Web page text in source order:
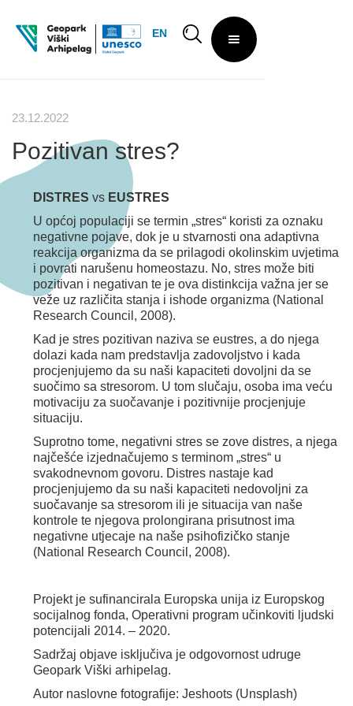
EN
23.12.2022
Pozitivan stres?
DISTRES vs EUSTRES
U općoj populaciji se termin „stres“ koristi za oznaku
negativne pojave, dok je u stvarnosti ona adaptivna
reakcija organizma da se prilagodi okolinskim uvjetima
i povrati narušenu homeostazu. No, stres može biti
pozitivan i negativan te je ova distinkcija važna jer se
veže uz različita stanja i ishode organizma (National
Research Council, 2008).
Kad je stres pozitivan naziva se eustres, a do njega
dolazi kada nam predstavlja zadovoljstvo i kada
procjenjujemo da su naši kapaciteti dovoljni da se
suočimo sa stresorom. U tom slučaju, osoba ima veću
motivaciju za suočavanje i pozitivnije procjenjuje
situaciju.
Suprotno tome, negativni stres se zove distres, a njega
najčešće izjednačujemo s terminom „stres“ u
svakodnevnom govoru. Distres nastaje kad
procjenjujemo da su naši kapaciteti nedovoljni za
suočavanje sa stresorom ili je situacija van naše
kontrole te njegova prolongirana prisutnost ima
negativne utjecaje na naše psihofizičko stanje
(National Research Council, 2008).
Projekt je sufinancirala Europska unija iz Europskog
socijalnog fonda, Operativni program učinkoviti ljudski
potencijali 2014. – 2020.
Sadržaj objave isključiva je odgovornost udruge
Geopark Viški arhipelag.
Autor naslovne fotografije: Jeshoots (Unsplash)